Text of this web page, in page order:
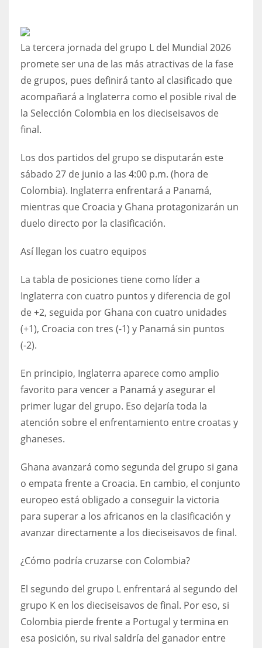
ATL
24
MIN
6
DEN
24
20
NE
16
19
MIA
17
DAL
22
26
La tercera jornada del grupo L del Mundial 2026
promete ser una de las más atractivas de la fase
de grupos, pues definirá tanto al clasificado que
acompañará a Inglaterra como el posible rival de
la Selección Colombia en los dieciseisavos de
final.
Los dos partidos del grupo se disputarán este
sábado 27 de junio a las 4:00 p.m. (hora de
Colombia). Inglaterra enfrentará a Panamá,
mientras que Croacia y Ghana protagonizarán un
duelo directo por la clasificación.
Así llegan los cuatro equipos
La tabla de posiciones tiene como líder a
Inglaterra con cuatro puntos y diferencia de gol
de +2, seguida por Ghana con cuatro unidades
(+1), Croacia con tres (-1) y Panamá sin puntos
(-2).
En principio, Inglaterra aparece como amplio
favorito para vencer a Panamá y asegurar el
primer lugar del grupo. Eso dejaría toda la
atención sobre el enfrentamiento entre croatas y
ghaneses.
Ghana avanzará como segunda del grupo si gana
o empata frente a Croacia. En cambio, el conjunto
europeo está obligado a conseguir la victoria
para superar a los africanos en la clasificación y
avanzar directamente a los dieciseisavos de final.
¿Cómo podría cruzarse con Colombia?
El segundo del grupo L enfrentará al segundo del
grupo K en los dieciseisavos de final. Por eso, si
Colombia pierde frente a Portugal y termina en
esa posición, su rival saldría del ganador entre